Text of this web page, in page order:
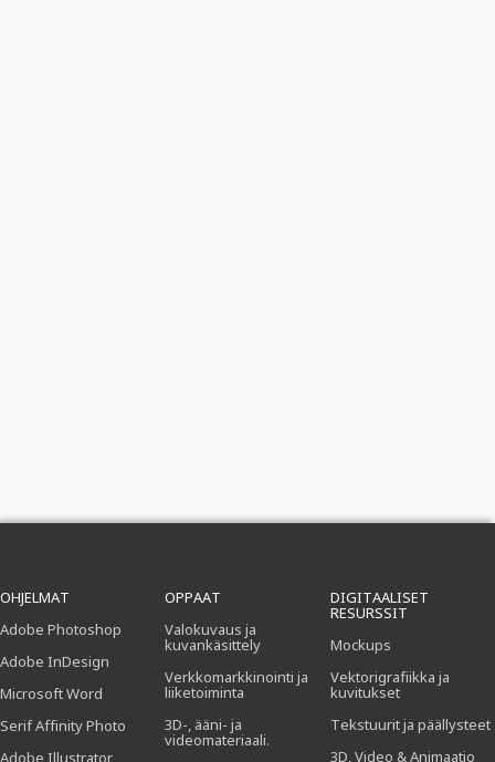
OHJELMAT
Adobe Photoshop
Adobe InDesign
Microsoft Word
Serif Affinity Photo
Adobe Illustrator
OPPAAT
Valokuvaus ja
kuvankäsittely
Verkkomarkkinointi ja
liiketoiminta
3D-, ääni- ja
videomateriaali.
DIGITAALISET
RESURSSIT
Mockups
Vektorigrafiikka ja
kuvitukset
Tekstuurit ja päällysteet
3D, Video & Animaatio